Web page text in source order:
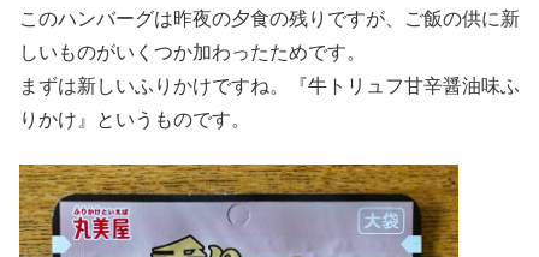
このハンバーグは昨夜の夕食の残りですが、ご飯の供に新
しいものがいくつか加わったためです。
まずは新しいふりかけですね。『牛トリュフ甘辛醤油味ふ
りかけ』というものです。